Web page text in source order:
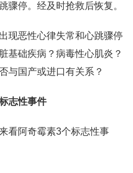
骤停。经及时抢救后恢复。
现恶性心律失常和心跳骤停
基础疾病？病毒性心肌炎？
与国产或进口有关系？
志性事件
看阿奇霉素3个标志性事